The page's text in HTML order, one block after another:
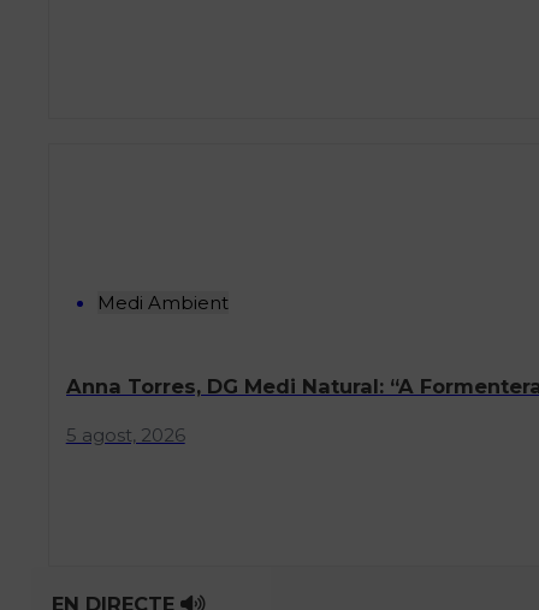
Medi Ambient
Anna Torres, DG Medi Natural: “A
5 agost, 2026
EN DIRECTE